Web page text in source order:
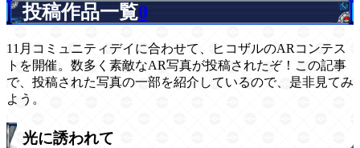
投稿作品一覧0
11月コミュニティデイに合わせて、ヒコザルのARコンテス
トを開催。数多く素敵なAR写真が投稿されたぞ！この記事
で、投稿された写真の一部を紹介しているので、是非見てみ
よう。
光に誘われて